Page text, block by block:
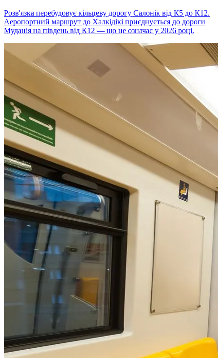
Розв'язка перебудовує кільцеву дорогу Салонік від К5 до К12.
Аеропортний маршрут до Халкідікі приєднується до дороги
Муданія на південь від К12 — що це означає у 2026 році.